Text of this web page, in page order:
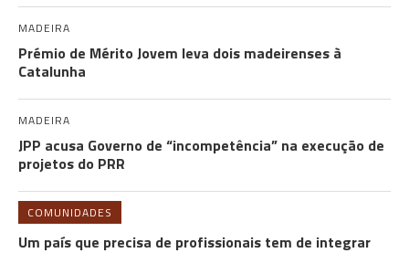
MADEIRA
Prémio de Mérito Jovem leva dois madeirenses à
Catalunha
MADEIRA
JPP acusa Governo de “incompetência” na execução de
projetos do PRR
COMUNIDADES
Um país que precisa de profissionais tem de integrar